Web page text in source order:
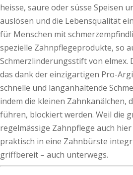
heisse, saure oder süsse Speisen
auslösen und die Lebensqualität
für Menschen mit
spezielle Zahnpflegeprodukte, so
Schmerzlinderungsstift von elmex.
das dank der einzigartigen Pro-
schnelle und langanhaltende
indem die kleinen Zahnkanälchen,
führen, blockiert werden. Weil die
regelmässige Zahnpflege auch
praktisch in eine Zahnbürste
griffbereit – auch unterwegs.